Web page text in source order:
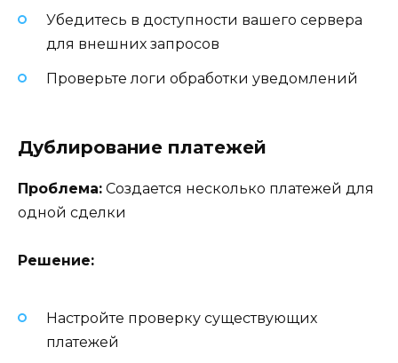
Убедитесь в доступности вашего сервера
для внешних запросов
Проверьте логи обработки уведомлений
Дублирование платежей
Проблема: Создается несколько платежей для
одной сделки
Решение:
Настройте проверку существующих
платежей